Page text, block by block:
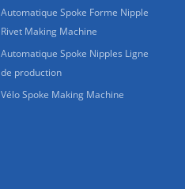
Automatique Spoke Forme Nipple
Rivet Making Machine
Automatique Spoke Nipples Ligne
de production
Vélo Spoke Making Machine